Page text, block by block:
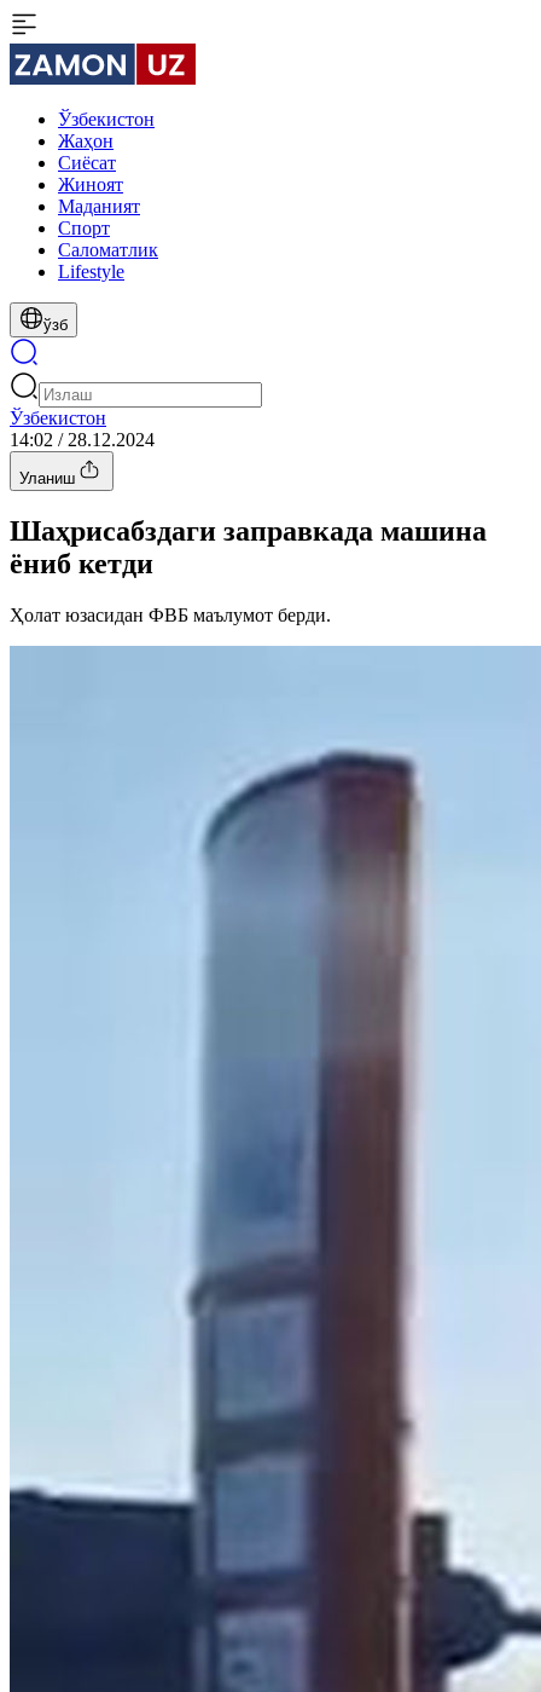
Ўзбекистон
Жаҳон
Сиёсат
Жиноят
Маданият
Спорт
Cаломатлик
Lifestyle
ўзб
Ўзбекистон
14:02 / 28.12.2024
Уланиш
Шаҳрисабздаги заправкада машина
ёниб кетди
Ҳолат юзасидан ФВБ маълумот берди.